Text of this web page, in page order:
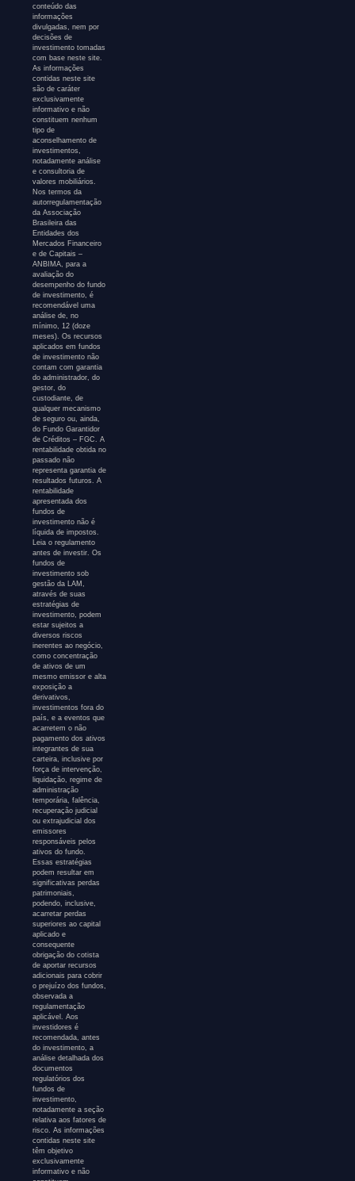
conteúdo das
informações
divulgadas, nem por
decisões de
investimento tomadas
com base neste site.
As informações
contidas neste site
são de caráter
exclusivamente
informativo e não
constituem nenhum
tipo de
aconselhamento de
investimentos,
notadamente análise
e consultoria de
valores mobiliários.
Nos termos da
autorregulamentação
da Associação
Brasileira das
Entidades dos
Mercados Financeiro
e de Capitais –
ANBIMA, para a
avaliação do
desempenho do fundo
de investimento, é
recomendável uma
análise de, no
mínimo, 12 (doze
meses). Os recursos
aplicados em fundos
de investimento não
contam com garantia
do administrador, do
gestor, do
custodiante, de
qualquer mecanismo
de seguro ou, ainda,
do Fundo Garantidor
de Créditos – FGC. A
rentabilidade obtida no
passado não
representa garantia de
resultados futuros. A
rentabilidade
apresentada dos
fundos de
investimento não é
líquida de impostos.
Leia o regulamento
antes de investir. Os
fundos de
investimento sob
gestão da LAM,
através de suas
estratégias de
investimento, podem
estar sujeitos a
diversos riscos
inerentes ao negócio,
como concentração
de ativos de um
mesmo emissor e alta
exposição a
derivativos,
investimentos fora do
país, e a eventos que
acarretem o não
pagamento dos ativos
integrantes de sua
carteira, inclusive por
força de intervenção,
liquidação, regime de
administração
temporária, falência,
recuperação judicial
ou extrajudicial dos
emissores
responsáveis pelos
ativos do fundo.
Essas estratégias
podem resultar em
significativas perdas
patrimoniais,
podendo, inclusive,
acarretar perdas
superiores ao capital
aplicado e
consequente
obrigação do cotista
de aportar recursos
adicionais para cobrir
o prejuízo dos fundos,
observada a
regulamentação
aplicável. Aos
investidores é
recomendada, antes
do investimento, a
análise detalhada dos
documentos
regulatórios dos
fundos de
investimento,
notadamente a seção
relativa aos fatores de
risco. As informações
contidas neste site
têm objetivo
exclusivamente
informativo e não